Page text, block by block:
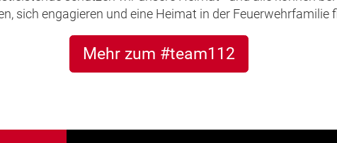
sich engagieren und eine Heimat in der Feuerwehrfamilie
Mehr zum #team112